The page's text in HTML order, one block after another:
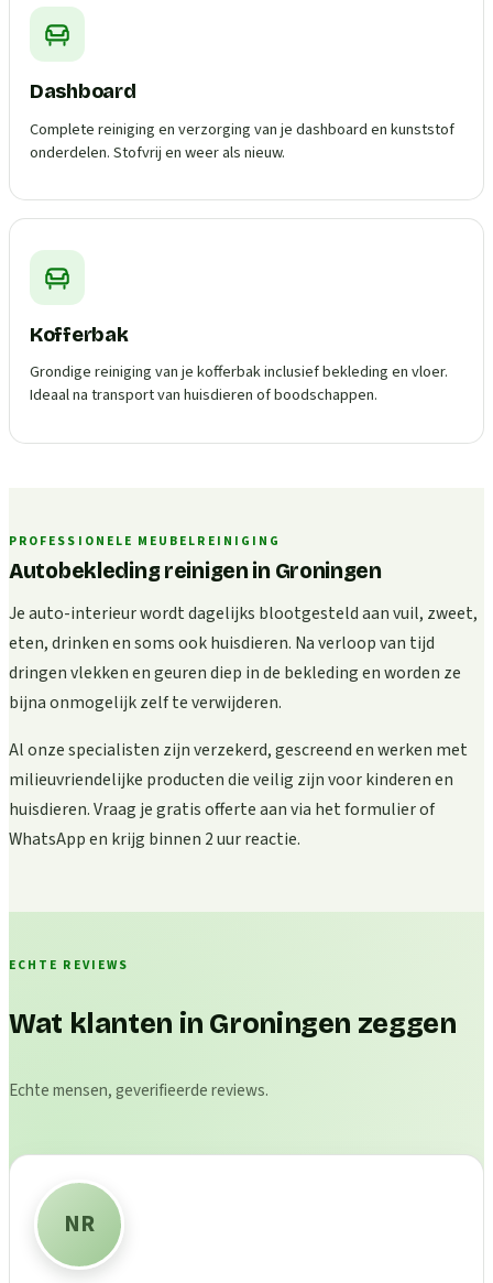
Dashboard
Complete reiniging en verzorging van je dashboard en kunststof
onderdelen. Stofvrij en weer als nieuw.
Kofferbak
Grondige reiniging van je kofferbak inclusief bekleding en vloer.
Ideaal na transport van huisdieren of boodschappen.
PROFESSIONELE MEUBELREINIGING
Autobekleding reinigen in Groningen
Je auto-interieur wordt dagelijks blootgesteld aan vuil, zweet,
eten, drinken en soms ook huisdieren. Na verloop van tijd
dringen vlekken en geuren diep in de bekleding en worden ze
bijna onmogelijk zelf te verwijderen.
Al onze specialisten zijn verzekerd, gescreend en werken met
milieuvriendelijke producten die veilig zijn voor kinderen en
huisdieren. Vraag je gratis offerte aan via het formulier of
WhatsApp en krijg binnen 2 uur reactie.
ECHTE REVIEWS
Wat klanten in Groningen zeggen
Echte mensen, geverifieerde reviews.
NR